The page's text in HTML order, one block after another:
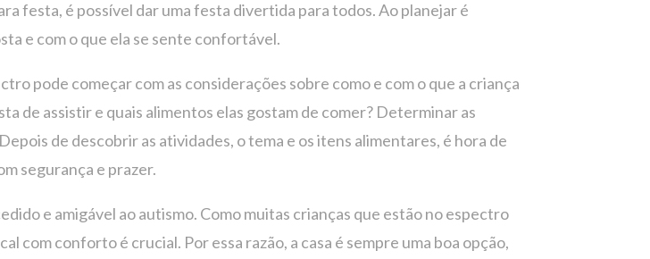
festa, é possível dar uma festa divertida para todos. Ao planejar é
e com o que ela se sente confortável.
pode começar com as considerações sobre como e com o que a criança
de assistir e quais alimentos elas gostam de comer? Determinar as
de descobrir as atividades, o tema e os itens alimentares, é hora de
segurança e prazer.
e amigável ao autismo. Como muitas crianças que estão no espectro
com conforto é crucial. Por essa razão, a casa é sempre uma boa opção,